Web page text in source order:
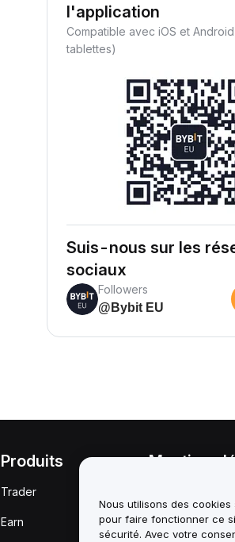
l'application
Compatible avec iOS et
tablettes)
Suis-nous sur les
sociaux
Followers
@Bybit EU
Produits
Trader
Earn
Mentions
conflits
Résumé de la
Nous utilisons des
pour faire fonctionner ce
sécurité. Avec votre